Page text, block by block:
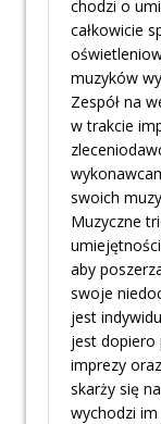
chodzi o
całkowicie
muzyków
Zespół na
w trakcie
swoich
Muzyczne
aby
swoje
jest
jest dopiero
imprezy
skarży się
wychodzi